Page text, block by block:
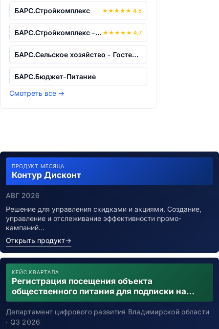
БАРС.Стройкомплекс ★ ★ ★ ★ ★ 4.5
БАРС.Стройкомплекс - КапСтрой ★ ★ ★ ★ ★ 4.7
БАРС.Сельское хозяйство - Гостехнадзор
БАРС.Бюджет-Питание
Смотреть все →
ПРОДУКТ МЕСЯЦА
Контур Дисконт
АВГ 2026
Решение для управления скидками и акциями. Создание,
управление и отслеживание эффективности промо-
кампаний…
Открыть продукт→
КЕЙС КВАРТАЛА
Регистрация посещения объекта
общественного питания для подписки на
уведомления о возможном контакте с
заболевшим новой коронавирусной
инфекцией
Департамент цифрового развития Владимирской области
· Q3 2026